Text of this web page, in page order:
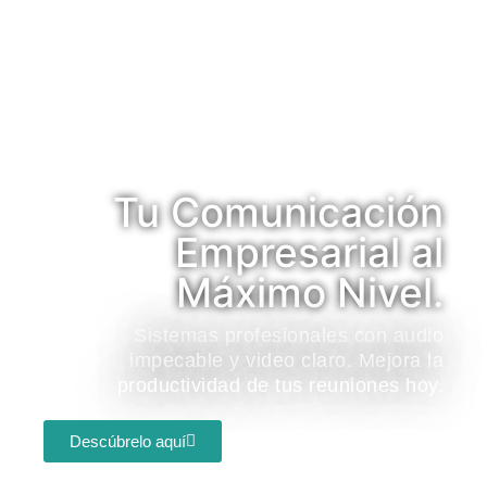
Tu Comunicación
Empresarial al
Máximo Nivel.
Sistemas profesionales con audio
impecable y video claro. Mejora la
productividad de tus reuniones hoy.
Descúbrelo aquí